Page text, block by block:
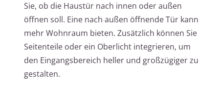
Sie, ob die Haustür nach innen oder außen
öffnen soll. Eine nach außen öffnende Tür kann
mehr Wohnraum bieten. Zusätzlich können Sie
Seitenteile oder ein Oberlicht integrieren, um
den Eingangsbereich heller und großzügiger zu
gestalten.